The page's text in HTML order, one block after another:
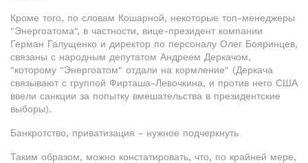
Кроме того, по словам Кошарной, некоторые топ-менеджеры
"Энергоатома", в частности, вице-президент компании
Герман Галущенко и директор по персоналу Олег Бояринцев,
связаны с народным депутатом Андреем Деркачом,
"которому "Энергоатом" отдали на кормление" (Деркача
связывают с группой Фирташа-Левочкина, и против него США
ввели санкции за попытку вмешательства в президентские
выборы).
Банкротство, приватизация - нужное подчеркнуть
Таким образом, можно констатировать, что, по крайней мере,